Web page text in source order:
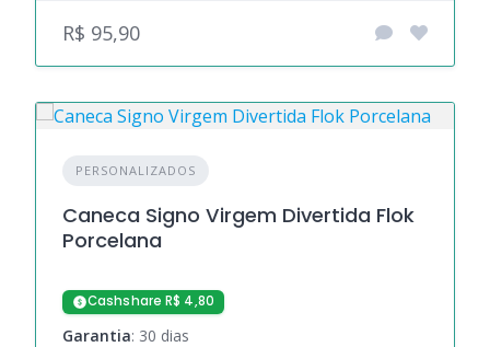
R$ 95,90
PERSONALIZADOS
Caneca Signo Virgem Divertida Flok
Porcelana
Cashshare R$ 4,80
Garantia: 30 dias